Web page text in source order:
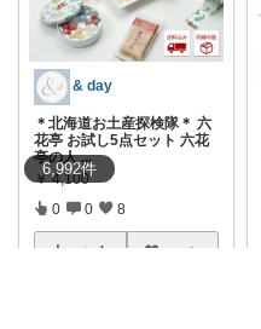
6,992件
& day
＊北海道お土産探検隊＊ 六
花亭 お試し5点セット 六花
亭の人 ...
￥ 4,100
0 0 8
コレ いいね